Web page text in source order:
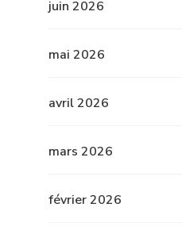
juin 2026
mai 2026
avril 2026
mars 2026
février 2026